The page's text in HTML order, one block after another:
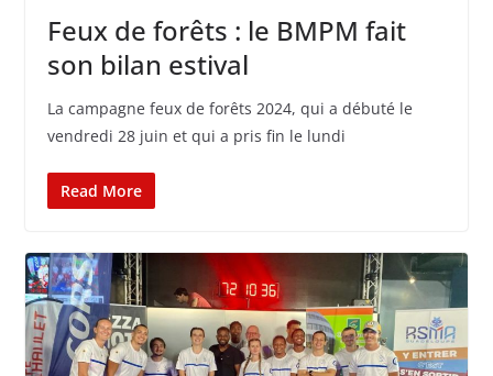
Feux de forêts : le BMPM fait
son bilan estival
La campagne feux de forêts 2024, qui a débuté le
vendredi 28 juin et qui a pris fin le lundi
Read More